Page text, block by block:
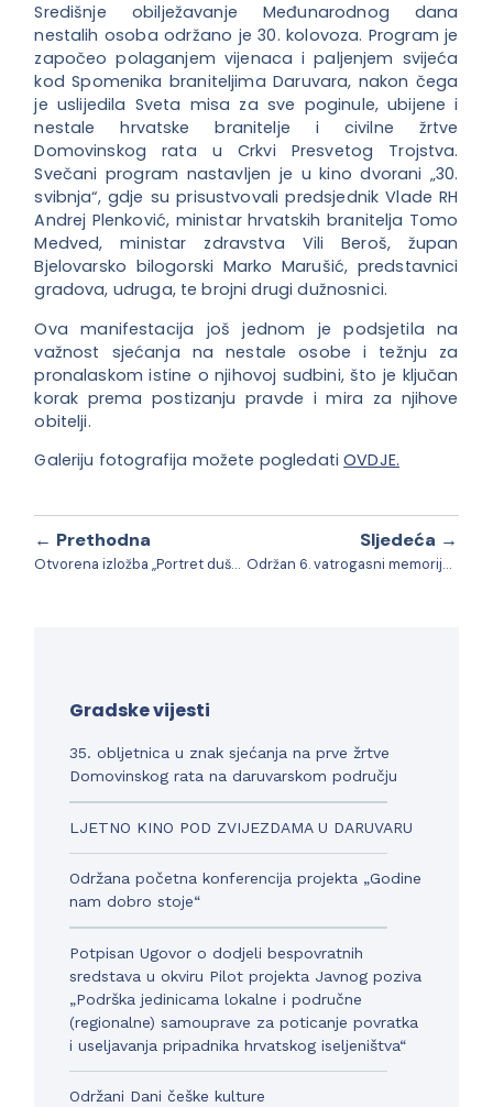
Središnje obilježavanje Međunarodnog dana
nestalih osoba održano je 30. kolovoza. Program je
započeo polaganjem vijenaca i paljenjem svijeća
kod Spomenika braniteljima Daruvara, nakon čega
je uslijedila Sveta misa za sve poginule, ubijene i
nestale hrvatske branitelje i civilne žrtve
Domovinskog rata u Crkvi Presvetog Trojstva.
Svečani program nastavljen je u kino dvorani „30.
svibnja“, gdje su prisustvovali predsjednik Vlade RH
Andrej Plenković, ministar hrvatskih branitelja Tomo
Medved, ministar zdravstva Vili Beroš, župan
Bjelovarsko bilogorski Marko Marušić, predstavnici
gradova, udruga, te brojni drugi dužnosnici.
Ova manifestacija još jednom je podsjetila na
važnost sjećanja na nestale osobe i težnju za
pronalaskom istine o njihovoj sudbini, što je ključan
korak prema postizanju pravde i mira za njihove
obitelji.
Galeriju fotografija možete pogledatiOVDJE.
← Prethodna
Otvorena izložba „Portret duše“ umjetnice Tanje Čubrilo
Sljedeća →
Održan 6. vatrogasni memorijalni turnir Memorijal „Darko Kral“ u Ljudevit Selu
Gradske vijesti
35. obljetnica u znak sjećanja na prve žrtve
Domovinskog rata na daruvarskom području
LJETNO KINO POD ZVIJEZDAMA U DARUVARU
Održana početna konferencija projekta „Godine
nam dobro stoje“
Potpisan Ugovor o dodjeli bespovratnih
sredstava u okviru Pilot projekta Javnog poziva
„Podrška jedinicama lokalne i područne
(regionalne) samouprave za poticanje povratka
i useljavanja pripadnika hrvatskog iseljeništva“
Održani Dani češke kulture